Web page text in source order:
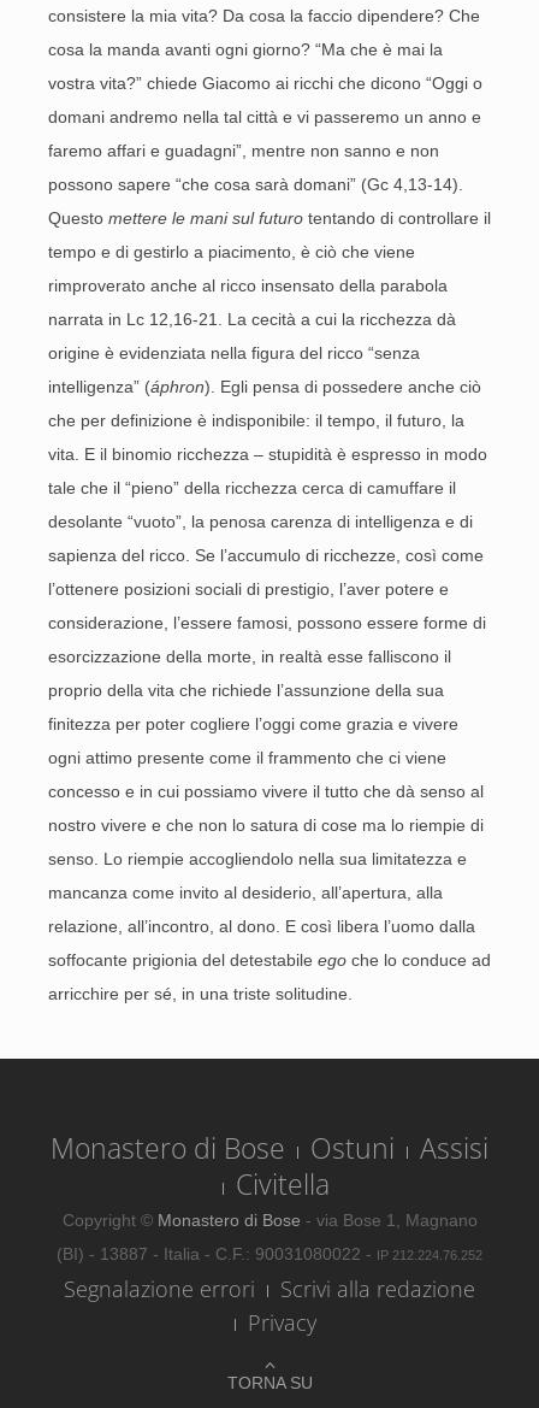
consistere la mia vita? Da cosa la faccio dipendere? Che
cosa la manda avanti ogni giorno? “Ma che è mai la
vostra vita?” chiede Giacomo ai ricchi che dicono “Oggi o
domani andremo nella tal città e vi passeremo un anno e
faremo affari e guadagni”, mentre non sanno e non
possono sapere “che cosa sarà domani” (Gc 4,13-14).
Questo mettere le mani sul futuro tentando di controllare il
tempo e di gestirlo a piacimento, è ciò che viene
rimproverato anche al ricco insensato della parabola
narrata in Lc 12,16-21. La cecità a cui la ricchezza dà
origine è evidenziata nella figura del ricco “senza
intelligenza” (áphron). Egli pensa di possedere anche ciò
che per definizione è indisponibile: il tempo, il futuro, la
vita. E il binomio ricchezza – stupidità è espresso in modo
tale che il “pieno” della ricchezza cerca di camuffare il
desolante “vuoto”, la penosa carenza di intelligenza e di
sapienza del ricco. Se l’accumulo di ricchezze, così come
l’ottenere posizioni sociali di prestigio, l’aver potere e
considerazione, l’essere famosi, possono essere forme di
esorcizzazione della morte, in realtà esse falliscono il
proprio della vita che richiede l’assunzione della sua
finitezza per poter cogliere l’oggi come grazia e vivere
ogni attimo presente come il frammento che ci viene
concesso e in cui possiamo vivere il tutto che dà senso al
nostro vivere e che non lo satura di cose ma lo riempie di
senso. Lo riempie accogliendolo nella sua limitatezza e
mancanza come invito al desiderio, all’apertura, alla
relazione, all’incontro, al dono. E così libera l’uomo dalla
soffocante prigionia del detestabile ego che lo conduce ad
arricchire per sé, in una triste solitudine.
TORNA SU
Monastero di Bose Ostuni
Assisi
Civitella
Copyright © Monastero di Bose - via Bose 1, Magnano
(BI) - 13887 - Italia - C.F.: 90031080022 - IP 212.224.76.252
Segnalazione errori
Scrivi alla redazione
Privacy